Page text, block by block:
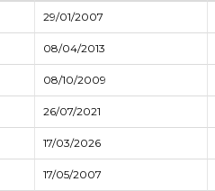
29/01/2007
08/04/2013
08/10/2009
26/07/2021
17/03/2026
17/05/2007